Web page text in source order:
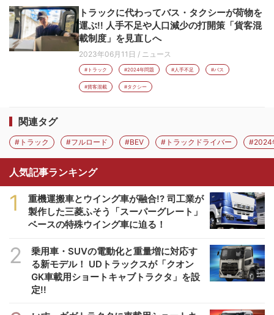
トラックに代わってバス・タクシーが荷物を
運ぶ!! 人手不足や人口減少の打開策「貨客混
載制度」を見直しへ
2023年06月11日 / ニュース
#トラック #2024年問題 #人手不足 #バス
#貨客混載 #タクシー
関連タグ
#トラック #フルロード #BEV #トラックドライバー #2024
人気記事ランキング
1
重機運搬車とウイング車が融合!? 司工業が
製作した三菱ふそう「スーパーグレート」
ベースの特殊ウイング車に迫る！
2
乗用車・SUVの電動化と重量増に対応す
る新モデル！ UDトラックスが「クオン
GK車載用ショートキャブトラクタ」を設
定!!